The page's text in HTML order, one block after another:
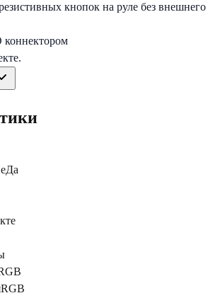
кнопок на руле без внешнего
коннектором
Да
RGB